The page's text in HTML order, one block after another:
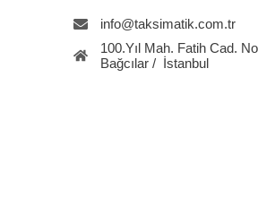
info@taksimatik.com.tr
100.Yıl Mah. Fatih Cad.
Bağcılar / İstanbul